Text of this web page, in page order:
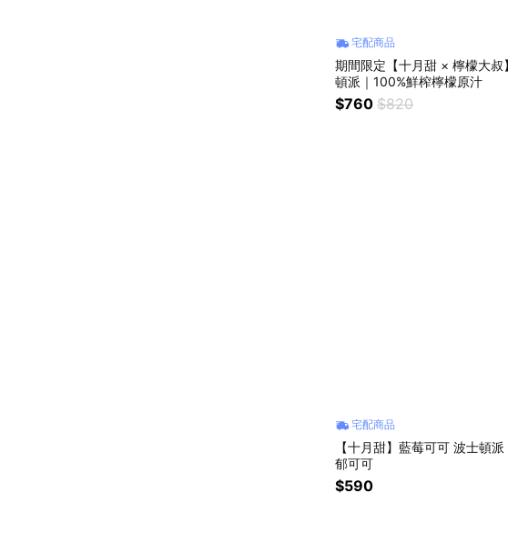
宅配商品
期間限定【十月甜 × 檸檬大叔
頓派｜100%鮮榨檸檬原汁
$760 $820
宅配商品
【十月甜】藍莓可可 波士頓
郁可可
$590